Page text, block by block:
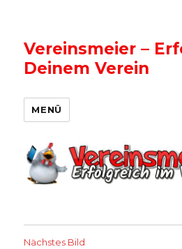
Vereinsmeier –
Deinem Verein
MENÜ
Nächstes Bild